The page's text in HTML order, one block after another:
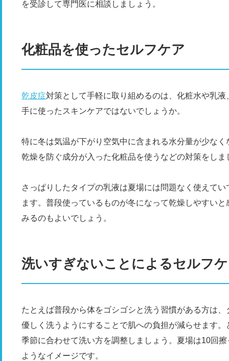
を受診して専門医に相談しましょう。
化粧品を使ったセルフケア
乾皮症対策として手軽に取り組めるのは、化粧水や乳
手に使ったスキンケアではないでしょうか。
特に冬は気温が下がり空気中に含まれる水分量が少な
乾燥を防ぐ成分が入った化粧品を使うなどの対策をしま
さっぱりしたタイプの乳液は夏場には問題なく使えて
ます。普段使っているものが冬になって乾燥しやすい
みるのもよいでしょう。
洗いすぎないことによるセルフ
たとえば普段から体をゴシゴシと洗う習慣がある方は
優しく洗うようにすることで肌への負担が減らせます
季節に合わせて洗い方を調整しましょう。夏場は10回
ようなイメージです。